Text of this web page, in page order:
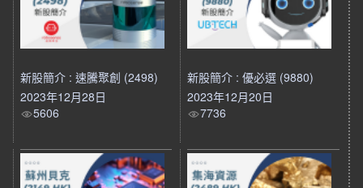
新股簡介 : 速騰聚創 (2498)
2023年12月28日
5606
新股簡介 : 優必選 (9880)
2023年12月20日
7736